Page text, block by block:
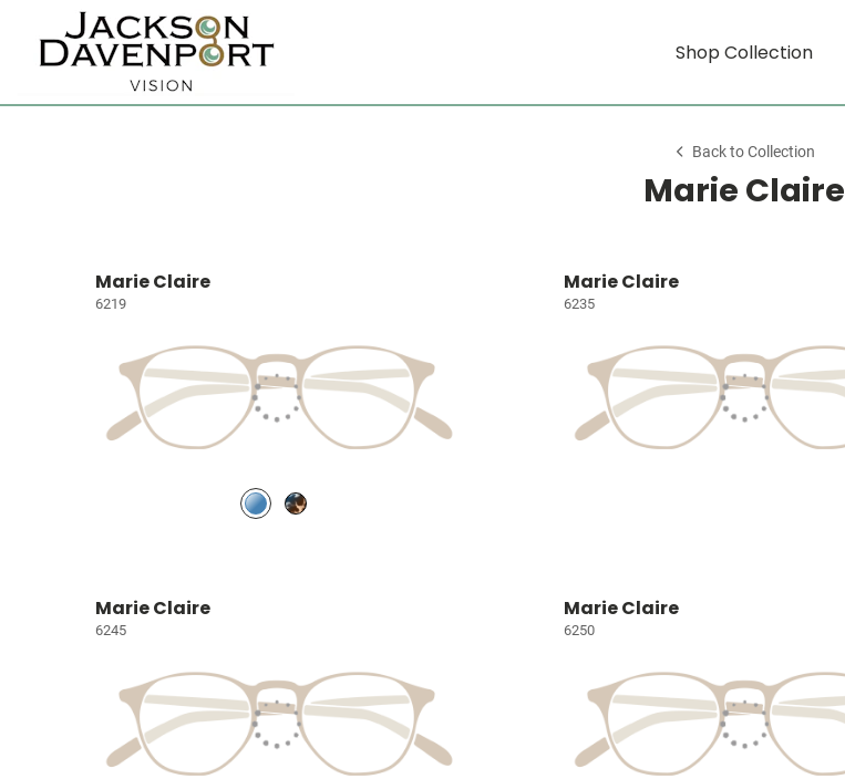
Shop Collection
Back to Collection
Marie Claire
Marie Claire
6219
Marie Claire
6235
Marie Claire
6245
Marie Claire
6250